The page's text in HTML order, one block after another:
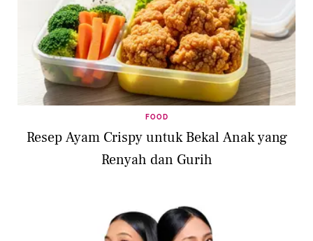
FOOD
Resep Ayam Crispy untuk Bekal Anak yang
Renyah dan Gurih